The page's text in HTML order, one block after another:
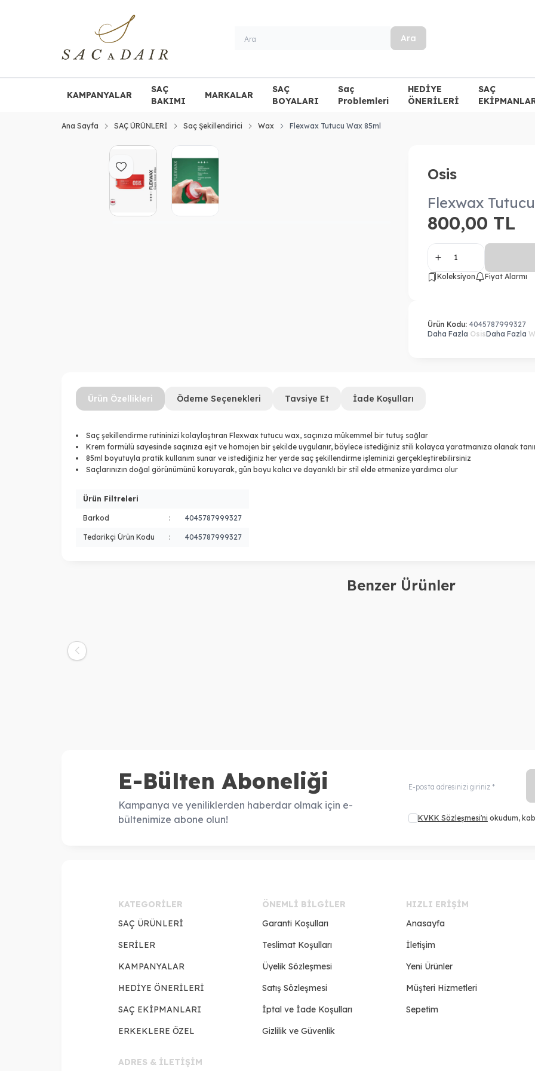
Ara
KAMPANYALAR
SAÇ
BAKIMI
MARKALAR
SAÇ
BOYALARI
Saç
Problemleri
HEDİYE
ÖNERİLERİ
SAÇ
Ana Sayfa SAÇ ÜRÜNLERİ Saç Şekillendirici Wax Flexwax Tutucu Wax 85ml
Favoriye Ekle
Osis
Flexwax
800,00 TL
Koleksiyon Fiyat Alarmı
Ürün Kodu: 4045787999327
Daha Fazla OsisDaha Fazla
Ürün Özellikleri Ödeme Seçenekleri Tavsiye Et İade Koşulları
Saç şekillendirme rutininizi kolaylaştıran Flexwax tutucu wax, saçınıza mükemmel bir tutuş sağlar
Krem formülü sayesinde saçınıza eşit ve homojen bir şekilde uygulanır, böylece istediğiniz stili kolayca yaratmanıza olanak
85ml boyutuyla pratik kullanım sunar ve istediğiniz her yerde saç şekillendirme işleminizi gerçekleştirebilirsiniz
Saçlarınızın doğal görünümünü koruyarak, gün boyu kalıcı ve dayanıklı bir stil elde etmenize yardımcı olur
Ürün Filtreleri
Barkod : 4045787999327
Tedarikçi Ürün Kodu : 4045787999327
Benzer Ürünler
Krem Wax 75 ml
E-Bülten Aboneliği
Kampanya ve yeniliklerden haberdar olmak için e-
bültenimize abone olun!
KVKK Sözleşmesi'ni okudum,
KATEGORILER
SAÇ ÜRÜNLERİ
SERİLER
KAMPANYALAR
HEDİYE ÖNERİLERİ
SAÇ EKİPMANLARI
ERKEKLERE ÖZEL
ÖNEMLI BILGILER
Garanti Koşulları
Teslimat Koşulları
Üyelik Sözleşmesi
Satış Sözleşmesi
İptal ve İade Koşulları
Gizlilik ve Güvenlik
HIZLI ERIŞIM
Anasayfa
İletişim
Yeni Ürünler
Müşteri Hizmetleri
Sepetim
ADRES & İLETİŞİM